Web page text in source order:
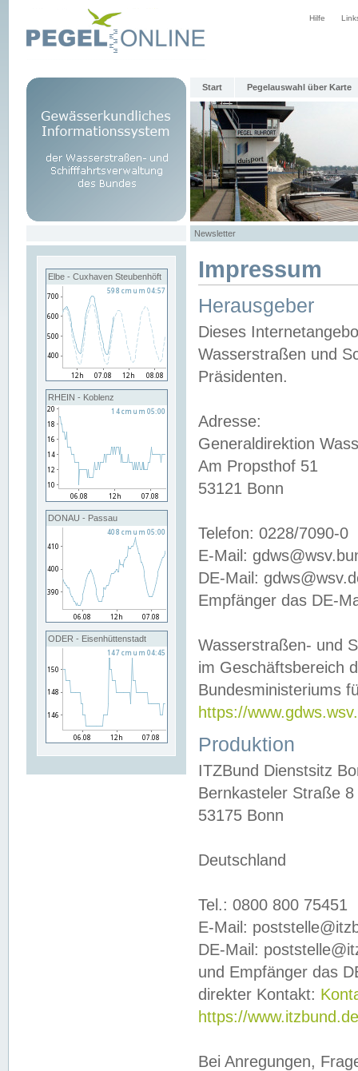
Hilfe
Start Pegelauswahl über Karte
Newsletter
Elbe - Cuxhaven Steubenhöft
RHEIN - Koblenz
DONAU - Passau
ODER - Eisenhüttenstadt
Impressum
Herausgeber
Dieses
Wasserstraßen und
Präsidenten.
Adresse:
Generaldirektion
Am Propsthof 51
53121 Bonn
Telefon: 0228/7090-0
E-Mail:
DE-Mail:
Empfänger das DE-
Wasserstraßen- und
im Geschäftsbereich
Bundesministeriums
https://
Produktion
ITZBund Dienstsitz
Bernkasteler Straße 8
53175 Bonn
Deutschland
Tel.: 0800 800 75451
E-Mail:
DE-Mail:
und Empfänger das
direkter Kontakt:
https://
Bei Anregungen,